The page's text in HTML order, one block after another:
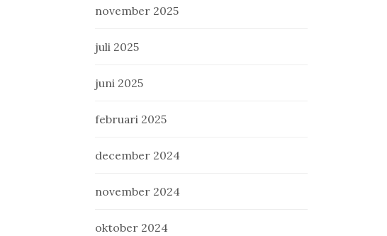
november 2025
juli 2025
juni 2025
februari 2025
december 2024
november 2024
oktober 2024